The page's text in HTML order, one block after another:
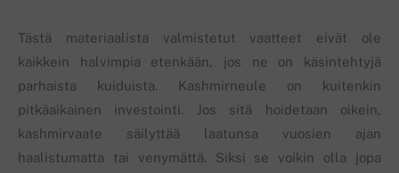
Tästä materiaalista valmistetut vaatteet eivät ole
kaikkein halvimpia etenkään, jos ne on käsintehtyjä
parhaista kuiduista. Kashmirneule on kuitenkin
pitkäaikainen investointi. Jos sitä hoidetaan oikein,
kashmirvaate säilyttää laatunsa vuosien ajan
haalistumatta tai venymättä. Siksi se voikin olla jopa